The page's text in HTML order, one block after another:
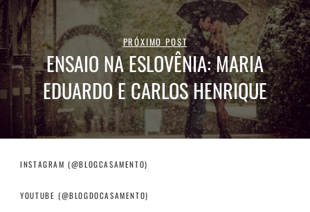
PRÓXIMO POST
ENSAIO NA ESLOVÊNIA: MARIA
EDUARDO E CARLOS HENRIQUE
INSTAGRAM (@BLOGCASAMENTO)
YOUTUBE (@BLOGDOCASAMENTO)